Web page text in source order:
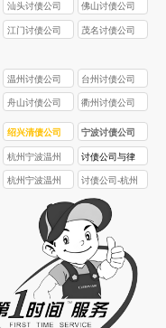
汕头讨债公司 佛山讨债公司
江门讨债公司 茂名讨债公司
温州讨债公司 台州讨债公司
舟山讨债公司 衢州讨债公司
绍兴清债公司 宁波讨债公司
杭州宁波温州
绍兴台州讨债
债务追讨_本地
急速讨债
讨债公司与律
师事务所相
收上有什么不
同优势？
杭州宁波温州
台州专业债务
催收-合法高效
讨债公司-杭州
宁波温州绍兴
台州专业债务
催收-高效回款
有保障